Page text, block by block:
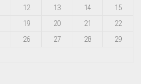
12 13 14
15
19 20 21
22
26 27 28
29